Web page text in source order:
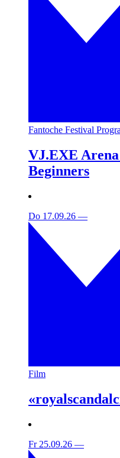
Fantoche Festival
VJ.EXE
Beginners
Do 17.09.26 —
Film
Fr 25.09.26 —